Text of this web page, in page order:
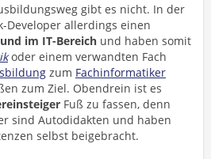
gibt es nicht. In der
Developer allerdings einen
im IT-Bereich und haben somit
oder einem verwandten Fach
zum Fachinformatiker
zum Ziel. Obendrein ist es
Fuß zu fassen, denn
sind Autodidakten und haben
selbst beigebracht.